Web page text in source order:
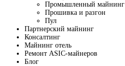
Промышленный майнинг
Прошивка и разгон
Пул
Партнерский майнинг
Консалтинг
Майнинг отель
Ремонт ASIC-майнеров
Блог